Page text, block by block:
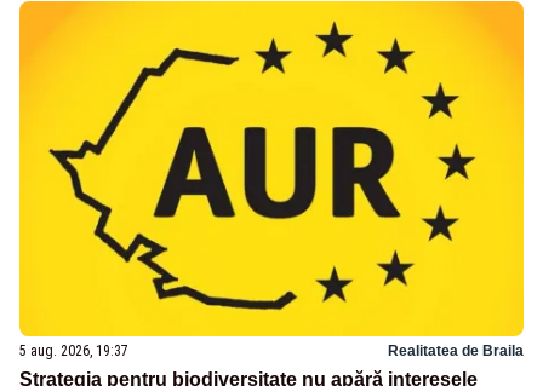
5 aug. 2026, 19:37 Realitatea de Braila
Strategia pentru biodiversitate nu apără interesele